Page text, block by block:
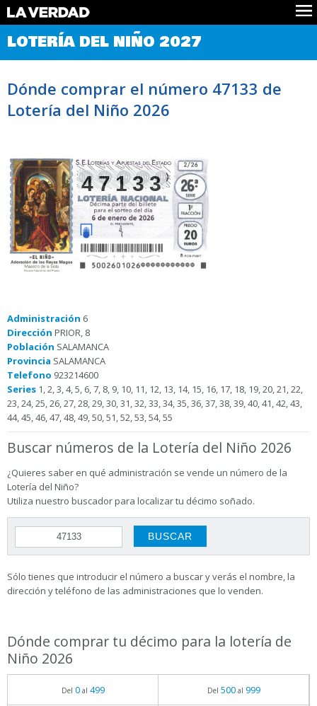
Comprobar Loteria del Niño
Premios
Noticias
Datos
LOTERÍA DEL NIÑO 2027
Dónde comprar el número 47133 de
Lotería del Niño 2026
47133
Administración 6
Dirección PRIOR, 8
Población SALAMANCA
Provincia SALAMANCA
Telefono 923214600
Series 1, 2, 3, 4, 5, 6, 7, 8, 9, 10, 11, 12, 13, 14, 15, 16, 17, 18, 19, 20, 21, 22,
23, 24, 25, 26, 27, 28, 29, 30, 31, 32, 33, 34, 35, 36, 37, 38, 39, 40, 41, 42, 43,
44, 45, 46, 47, 48, 49, 50, 51, 52, 53, 54, 55
Buscar números de la Lotería del Niño 2026
¿Quieres saber en qué administración se vende un número de la
Lotería del Niño?
Utiliza nuestro buscador para localizar tu décimo soñado.
Sólo tienes que introducir el número a buscar y verás el nombre, la
dirección y teléfono de las administraciones que lo venden.
Dónde comprar tu décimo para la lotería de
Niño 2026
Del 0al 499 Del 500al 999